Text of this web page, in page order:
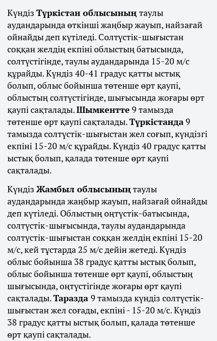
Күндіз Түркістан облысының таулы
аудандарында өткінші жаңбыр жауып, найзағай
ойнайды деп күтіледі. Солтүстік-шығыстан
соққан желдің екпіні облыстың батысында,
солтүстігінде, таулы аудандарында 15-20 м/с
құрайды. Күндіз 40-41 градус қатты ыстық
болып, облыс бойынша төтенше өрт қаупі,
облыстың солтүстігінде, шығысында жоғары өрт
қаупі сақталады.Шымкентте 9 тамызда
төтенше өрт қаупі сақталады.Түркістанда9
тамызда солтүстік-шығыстан жел соғып, күндізгі
екпіні 15-20 м/с құрайды. Күндіз 40 градус қатты
ыстық болып, қалада төтенше өрт қаупі
сақталады.
Күндіз Жамбыл облысыныңтаулы
аудандарында жаңбыр жауып, найзағай ойнайды
деп күтіледі. Облыстың оңтүстік-батысында,
солтүстік-шығысында, таулы аудандарында
солтүстік-шығыстан соққан желдің екпіні 15-20
м/с, кей тұстарда 25 м/с дейін жетеді. Күндіз
облыс бойынша 38 градус қатты ыстық болып,
облыс бойынша төтенше өрт қаупі, облыстың
шығысында, оңтүстігінде жоғары өрт қаупі
сақталады.Таразда 9 тамызда күндіз солтүстік-
шығыстан жел соғады, екпіні - 15-20 м/с. Күндіз
38 градус қатты ыстық болып, қалада төтенше
өрт қаупі сақталады.